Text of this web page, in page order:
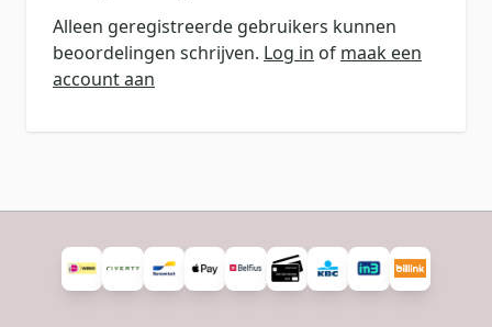
Alleen geregistreerde gebruikers kunnen
beoordelingen schrijven. Log in of maak een
account aan